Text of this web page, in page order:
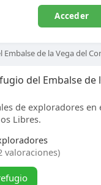
Acceder
Embalse de la Vega del
del Embalse de
de exploradores en
Libres.
valoraciones)